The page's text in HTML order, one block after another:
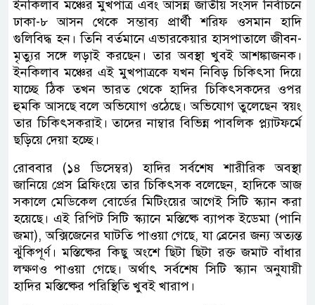
ইনকিলাব মঞ্চের মুখপাত্র এবং আসন্ন জাতীয় সংসদ নির্বাচনে
ঢাকা-৮ আসন থেকে সম্ভাব্য প্রার্থী শরিফ ওসমান হাদি
গুলিবিদ্ধ হন। তিনি বর্তমানে এভারকেয়ার হাসপাতালে জীবন-
মৃত্যুর সঙ্গে লড়াই করছেন। তার অবস্থা খুবই আশঙ্কাজনক।
ইনকিলাব মঞ্চের এই মুখপাত্রকে যখন নিবিড় চিকিৎসা দিয়ে
যাচ্ছে ঠিক তখন ভারত থেকে হাদির চিকিৎসকদের ওপর
হুমকি আসছে বলে অভিযোগ ওঠেছে। অভিযোগ তুলেছেন স্বয়ং
তার চিকিৎসকরাই। তাদের নাম্বার বিভিন্ন পাবলিক প্ল্যাটফর্মে
ছড়িয়ে দেয়া হচ্ছে।
রোববার (১৪ ডিসেম্বর) হাদির সর্বশেষ শারীরিক অবস্থা
জানিয়ে প্রেস ব্রিফিংয়ে তার চিকিৎসক বলেছেন, হাদিকে আজ
সকালে মেডিকেল বোর্ডের মিটিংয়ের আগেই সিটি স্ক্যান করা
হয়েছে। এই রিপিট সিটি স্ক্যানে মস্তিষ্কে ব্যাপক ইডেমা (পানি
জমা), অক্সিজেনের ঘাটতি পাওয়া গেছে, যা ব্রেনের জন্য অত্যন্ত
ঝুঁকিপূর্ণ। মস্তিষ্কের কিছু অংশে ছিটা ছিটা রক্ত জমাট বাঁধার
লক্ষণও পাওয়া গেছে। অর্থাৎ সর্বশেষ সিটি স্ক্যান অনুযায়ী
হাদির মস্তিষ্কের পরিস্থিতি খুবই খারাপ।